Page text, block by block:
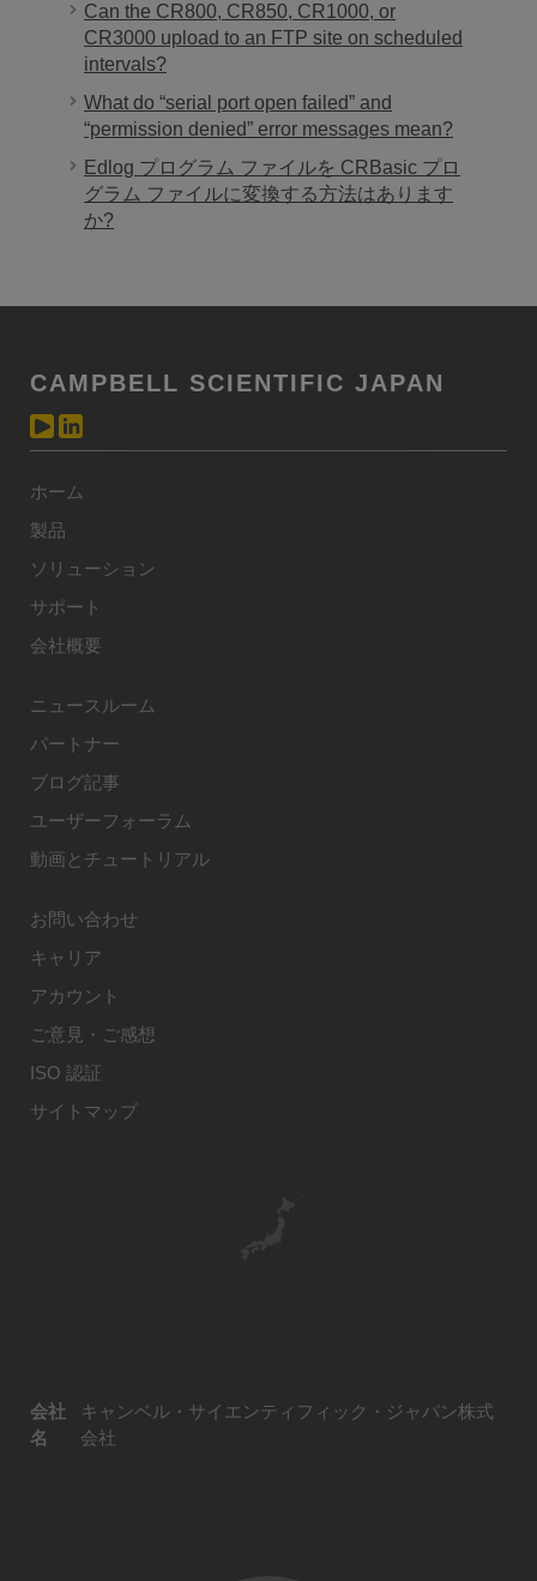
Can the CR800, CR850, CR1000, or
CR3000 upload to an FTP site on scheduled
intervals?
What do “serial port open failed” and
“permission denied” error messages mean?
Edlog プログラム ファイルを CRBasic プロ
グラム ファイルに変換する方法はあります
か?
CAMPBELL SCIENTIFIC JAPAN
ホーム
製品
ソリューション
サポート
会社概要
ニュースルーム
パートナー
ブログ記事
ユーザーフォーラム
動画とチュートリアル
お問い合わせ
キャリア
アカウント
ご意見・ご感想
ISO 認証
サイトマップ
会社
名
キャンベル・サイエンティフィック・ジャパン株式
会社